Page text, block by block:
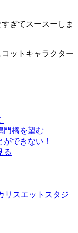
ぎてスースーしま
ットキャラクター
門橋を望む
できない！
る
リスエットスタジ